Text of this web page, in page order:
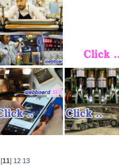
[11] 12 13